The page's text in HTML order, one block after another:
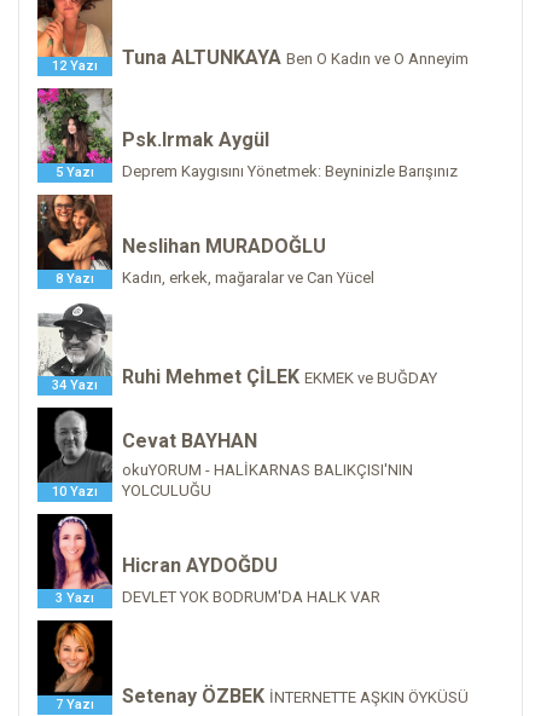
12 Yazı Tuna ALTUNKAYA Ben O Kadın ve O Anneyim
5 Yazı
Psk.Irmak Aygül
Deprem Kaygısını Yönetmek: Beyninizle Barışınız
8 Yazı
Neslihan MURADOĞLU
Kadın, erkek, mağaralar ve Can Yücel
34 Yazı Ruhi Mehmet ÇİLEK EKMEK ve BUĞDAY
10 Yazı
Cevat BAYHAN
okuYORUM - HALİKARNAS BALIKÇISI'NIN
YOLCULUĞU
3 Yazı
Hicran AYDOĞDU
DEVLET YOK BODRUM'DA HALK VAR
7 Yazı Setenay ÖZBEK İNTERNETTE AŞKIN ÖYKÜSÜ